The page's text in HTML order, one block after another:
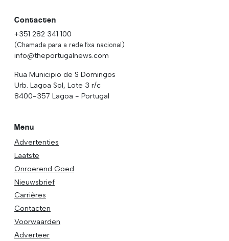
Contacten
+351 282 341 100
(Chamada para a rede fixa nacional)
info@theportugalnews.com
Rua Municipio de S Domingos
Urb. Lagoa Sol, Lote 3 r/c
8400-357 Lagoa - Portugal
Menu
Advertenties
Laatste
Onroerend Goed
Nieuwsbrief
Carrières
Contacten
Voorwaarden
Adverteer